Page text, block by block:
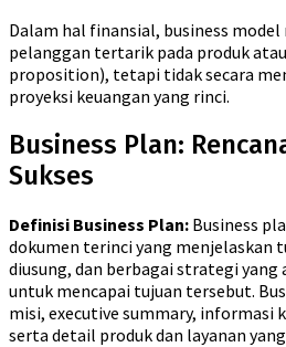
Dalam hal finansial, business
pelanggan tertarik pada produk
proposition), tetapi tidak secara
proyeksi keuangan yang rinci.
Business Plan:
Sukses
Definisi Business Plan: Business
dokumen terinci yang menjelaskan
diusung, dan berbagai strategi
untuk mencapai tujuan tersebut.
misi, executive summary, informasi
serta detail produk dan layanan